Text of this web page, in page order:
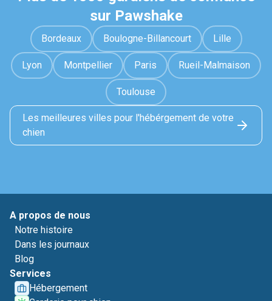
sur Pawshake
Bordeaux Boulogne-Billancourt Lille
Lyon Montpellier Paris Rueil-Malmaison
Toulouse
Les meilleures villes pour l'hébérgement de votre
chien
A propos de nous
Notre histoire
Dans les journaux
Blog
Services
Hébergement